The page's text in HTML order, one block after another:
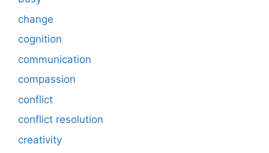
change
cognition
communication
compassion
conflict
conflict resolution
creativity